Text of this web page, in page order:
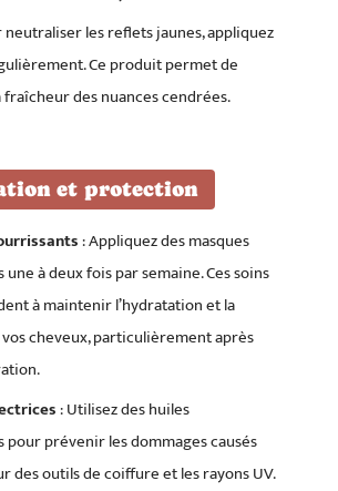
neutraliser les reflets jaunes, appliquez
Ce produit permet de
des nuances cendrées.
et protection
: Appliquez des masques
à deux fois par semaine. Ces soins
à maintenir l’hydratation et la
cheveux, particulièrement après
: Utilisez des huiles
prévenir les dommages causés
des outils de coiffure et les rayons UV.